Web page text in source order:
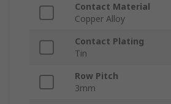
Contact Material
Copper Alloy
Contact Plating
Tin
Row Pitch
3mm